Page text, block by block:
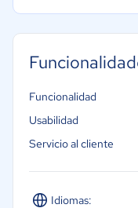
Idiomas:
Funcionalidad
Usabilidad
Servicio al cliente